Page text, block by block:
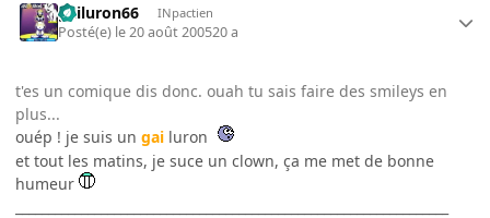
gailuron66 INpactien
Posté(e) le 20 août 200520 a
t'es un comique dis donc. ouah tu sais faire des smileys en
plus...
ouép ! je suis un gai luron
et tout les matins, je suce un clown, ça me met de bonne
humeur